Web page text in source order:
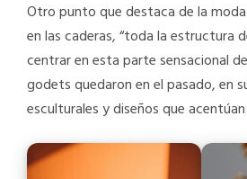
Otro punto que destaca de la
en las caderas, “toda la estructura
centrar en esta parte sensacional
godets quedaron en el pasado, en
esculturales y diseños que